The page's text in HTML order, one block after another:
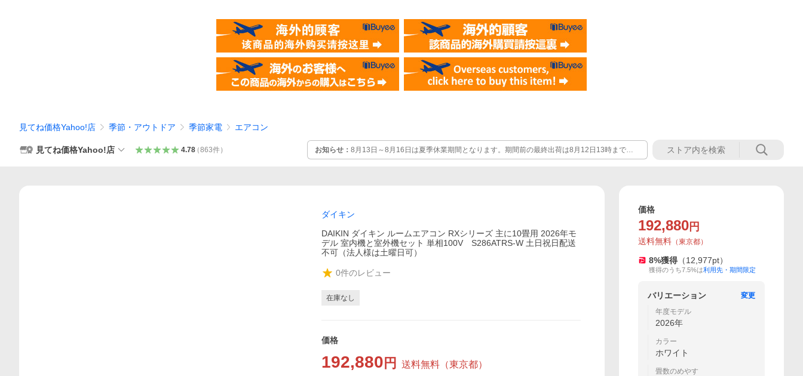
見てね価格Yahoo!店 季節・アウトドア 季節家電 エアコン
見てね価格Yahoo!店 4.78（863件） お知らせ： 8月13日～8月16日は夏季休業期間となります。期間前の最終出荷は8月12日13時までの
ご注文確定分（決済完了分） となります。休業期間中にいただきましたご注文・お問い合わせ等は8
ダイキン
DAIKIN ダイキン ルームエアコン RXシリーズ 主に10畳用 2026年モ
デル 室内機と室外機セット 単相100V S286ATRS-W 土日祝日配送
不可（法人様は土曜日可）
0件のレビュー
在庫なし
価格
192,880 円 送料無料 （東京都）
価格
192,880 円
送料無料 （東京都）
8%獲得 （12,977pt）
獲得のうち7.5%は利用先・期間限定
バリエーション
変更
年度モデル
2026年
カラー
ホワイト
畳数のめやす